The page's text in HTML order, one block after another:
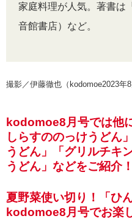
家庭料理が人気。著書は
音館書店）など。
撮影／伊藤徹也（kodomoe2023年8
kodomoe8月号では他
しらすののっけうどん
うどん」「グリルチキ
うどん」などをご紹介！
夏野菜使い切り！「ひ
kodomoe8月号でお楽